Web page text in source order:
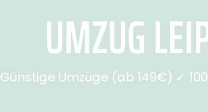
UMZUG
Günstige Umzüge (ab 149€) ✓